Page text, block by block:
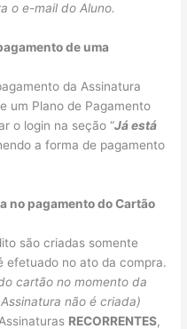
o e-mail do Aluno.
de uma
da Assinatura
um Plano de Pagamento
o login na seção “Já está
a forma de pagamento
no pagamento do Cartão
são criadas somente
efetuado no ato da compra.
cartão no momento da
não é criada)
RECORRENTES,